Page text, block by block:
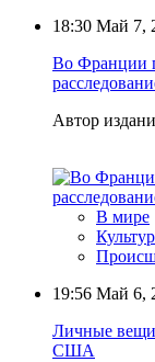
18:30 Май 7,
Во Франции
Автор
В мире
19:56 Май 6,
Личные вещи
США